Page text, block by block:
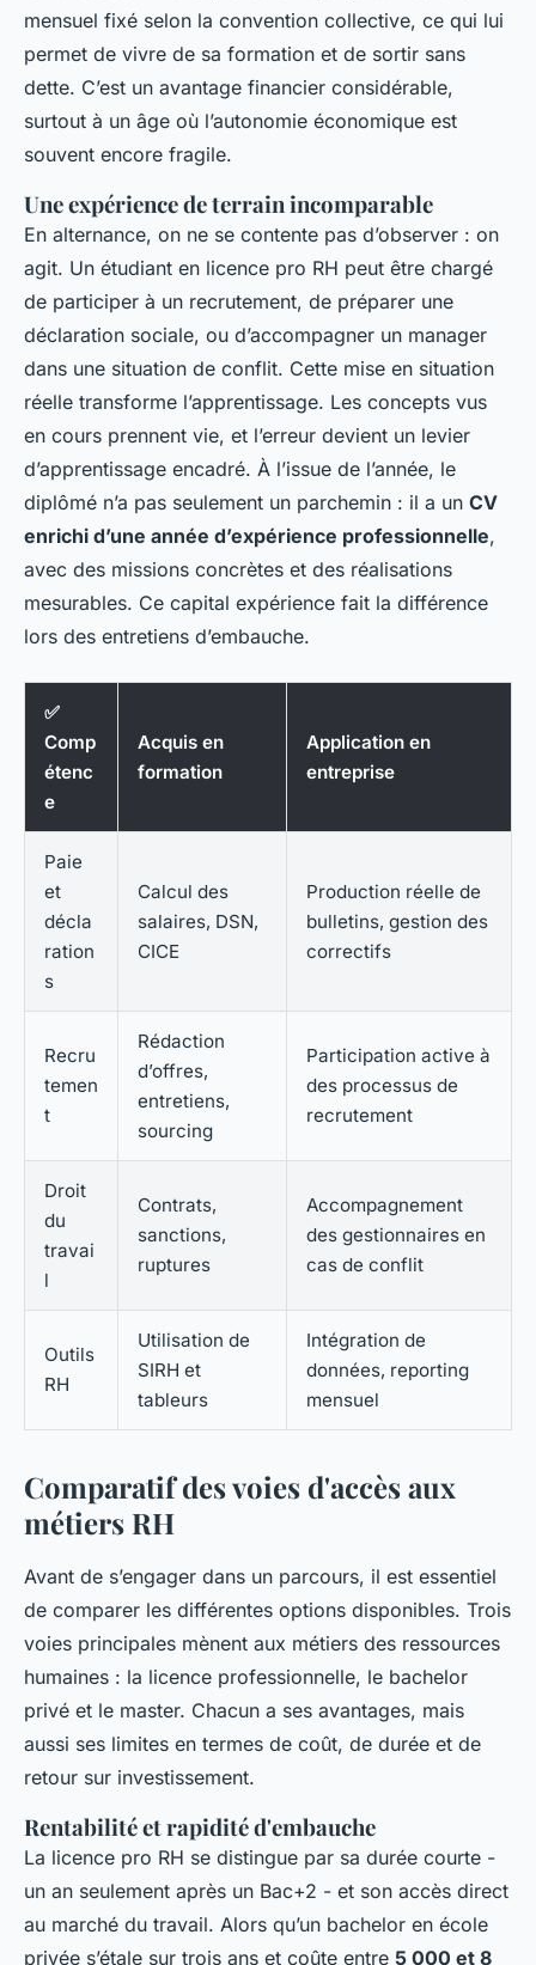
mensuel fixé selon la convention collective, ce qui lui
permet de vivre de sa formation et de sortir sans
dette. C’est un avantage financier considérable,
surtout à un âge où l’autonomie économique est
souvent encore fragile.
Une expérience de terrain incomparable
En alternance, on ne se contente pas d’observer : on
agit. Un étudiant en licence pro RH peut être chargé
de participer à un recrutement, de préparer une
déclaration sociale, ou d’accompagner un manager
dans une situation de conflit. Cette mise en situation
réelle transforme l’apprentissage. Les concepts vus
en cours prennent vie, et l’erreur devient un levier
d’apprentissage encadré. À l’issue de l’année, le
diplômé n’a pas seulement un parchemin : il a un CV
enrichi d’une année d’expérience professionnelle,
avec des missions concrètes et des réalisations
mesurables. Ce capital expérience fait la différence
lors des entretiens d’embauche.
✅
Comp
étenc
e
Acquis en
formation
Application en
entreprise
Paie
et
décla
ration
s
Calcul des
salaires, DSN,
CICE
Production réelle de
bulletins, gestion des
correctifs
Recru
temen
t
Rédaction
d’offres,
entretiens,
sourcing
Participation active à
des processus de
recrutement
Droit
du
travai
l
Contrats,
sanctions,
ruptures
Accompagnement
des gestionnaires en
cas de conflit
Outils
RH
Utilisation de
SIRH et
tableurs
Intégration de
données, reporting
mensuel
Comparatif des voies d'accès aux
métiers RH
Avant de s’engager dans un parcours, il est essentiel
de comparer les différentes options disponibles. Trois
voies principales mènent aux métiers des ressources
humaines : la licence professionnelle, le bachelor
privé et le master. Chacun a ses avantages, mais
aussi ses limites en termes de coût, de durée et de
retour sur investissement.
Rentabilité et rapidité d'embauche
La licence pro RH se distingue par sa durée courte -
un an seulement après un Bac+2 - et son accès direct
au marché du travail. Alors qu’un bachelor en école
privée s’étale sur trois ans et coûte entre 5 000 et 8